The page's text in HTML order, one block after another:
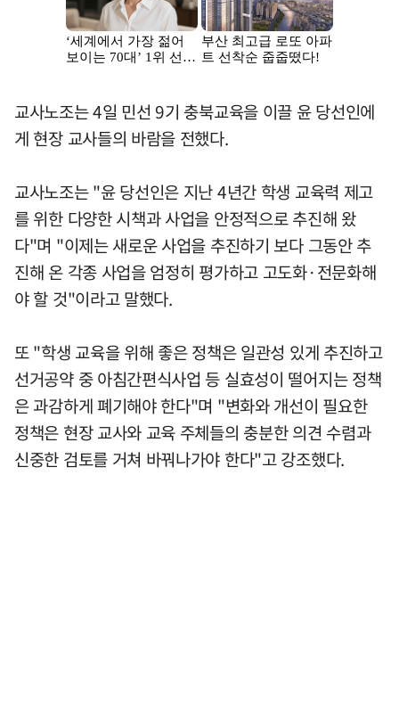
교사노조는 4일 민선 9기 충북교육을 이끌 윤 당선인에
게 현장 교사들의 바람을 전했다.
교사노조는 "윤 당선인은 지난 4년간 학생 교육력 제고
를 위한 다양한 시책과 사업을 안정적으로 추진해 왔
다"며 "이제는 새로운 사업을 추진하기 보다 그동안 추
진해 온 각종 사업을 엄정히 평가하고 고도화·전문화해
야 할 것"이라고 말했다.
또 "학생 교육을 위해 좋은 정책은 일관성 있게 추진하고
선거공약 중 아침간편식사업 등 실효성이 떨어지는 정책
은 과감하게 폐기해야 한다"며 "변화와 개선이 필요한
정책은 현장 교사와 교육 주체들의 충분한 의견 수렴과
신중한 검토를 거쳐 바꿔나가야 한다"고 강조했다.